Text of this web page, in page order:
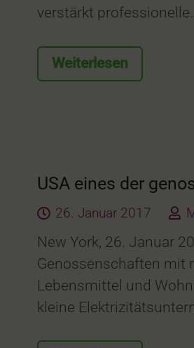
verstärkt
Weiterlesen
USA eines der
26. Januar 2017
New York, 26. Januar
Genossenschaften mit
Lebensmittel und
kleine